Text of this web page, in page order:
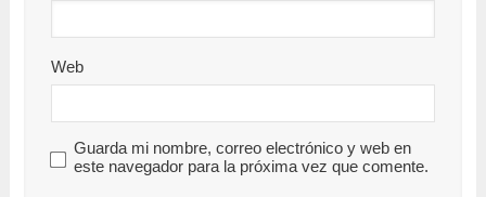
Web
Guarda mi nombre, correo electrónico y web en
este navegador para la próxima vez que comente.